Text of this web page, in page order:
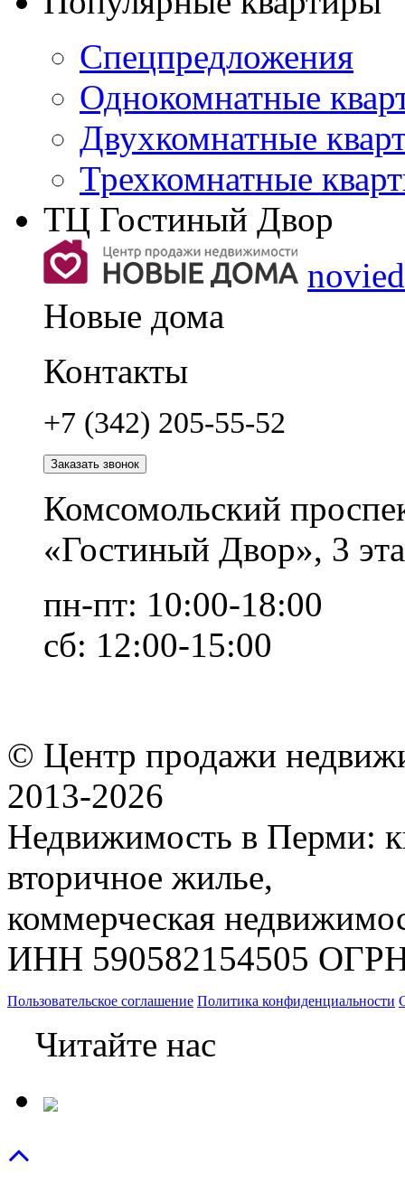
Спецпредложения
Однокомнатные
Двухкомнатные
Трехкомнатные
ТЦ Гостиный Двор
Новые дома
Контакты
+7 (342) 205-55-52
Заказать звонок
Комсомольский
«Гостиный Двор», 3
пн-пт: 10:00-18:00
сб: 12:00-15:00
© Центр продажи
2013-2026
Недвижимость в Перми:
вторичное жилье,
коммерческая
ИНН 590582154505
Пользовательское соглашение Политика конфиденциальности
Читайте нас